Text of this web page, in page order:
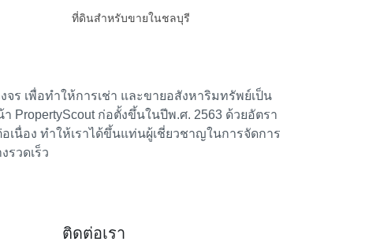
ที่ดินสำหรับขายในชลบุรี
ร เพื่อทำให้การเช่า และขายอสังหาริมทรัพย์เป็น
PropertyScout ก่อตั้งขึ้นในปีพ.ศ. 2563 ด้วยอัตรา
นื่อง ทำให้เราได้ขึ้นแท่นผู้เชี่ยวชาญในการจัดการ
วดเร็ว
ติดต่อเรา